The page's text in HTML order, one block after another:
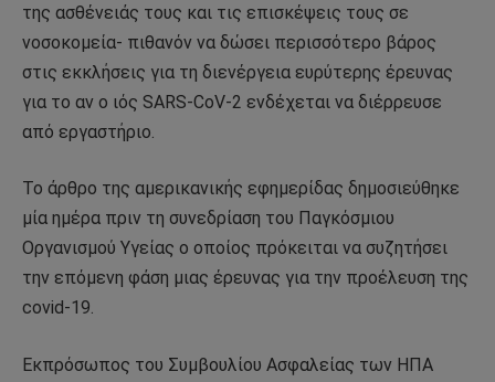
της ασθένειάς τους και τις επισκέψεις τους σε
νοσοκομεία- πιθανόν να δώσει περισσότερο βάρος
στις εκκλήσεις για τη διενέργεια ευρύτερης έρευνας
για το αν ο ιός SARS-CoV-2 ενδέχεται να διέρρευσε
από εργαστήριο.
Το άρθρο της αμερικανικής εφημερίδας δημοσιεύθηκε
μία ημέρα πριν τη συνεδρίαση του Παγκόσμιου
Οργανισμού Υγείας ο οποίος πρόκειται να συζητήσει
την επόμενη φάση μιας έρευνας για την προέλευση της
covid-19.
Εκπρόσωπος του Συμβουλίου Ασφαλείας των ΗΠΑ